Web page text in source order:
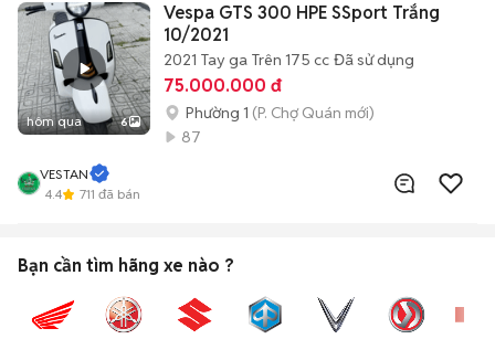
hôm qua 6
Vespa GTS 300 HPE SSport Trắng
10/2021
2021 Tay ga Trên 175 cc Đã sử dụng
75.000.000 đ
Phường 1 (P. Chợ Quán mới)
87
VESTAN
4.4
711 đã bán
Bạn cần tìm hãng xe nào ?